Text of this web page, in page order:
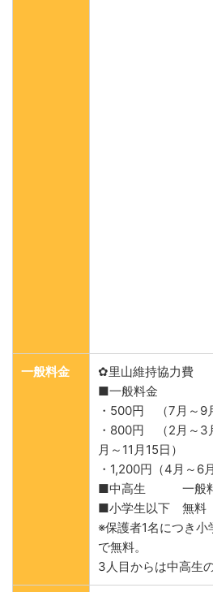
一般料金
✿里山維持協力費
■一般料金
・500円 （7月～9
・800円 （2月～3
月～11月15日）
・1,200円（4月～6
■中高生 一般料
■小学生以下 無料
※保護者1名につき小
で無料。
3人目からは中高生